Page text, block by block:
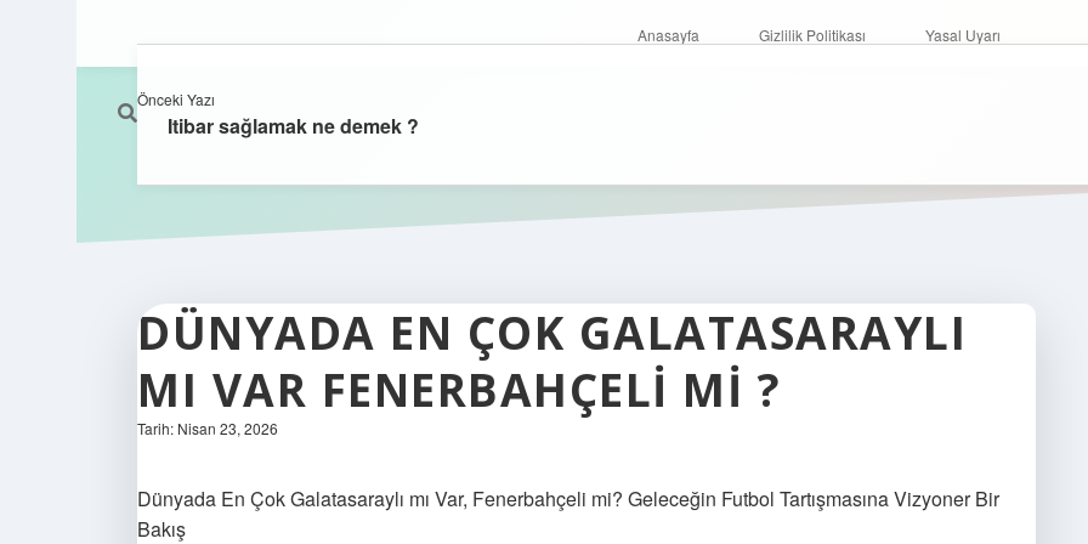
Anasayfa Gizlilik Politikası Yasal Uyarı
DÜNYADA EN ÇOK GALATASARAYLI
MI VAR FENERBAHÇELI MI ?
Tarih: Nisan 23, 2026
Dünyada En Çok Galatasaraylı mı Var, Fenerbahçeli mi? Geleceğin Futbol Tartışmasına Vizyoner Bir
Bakış
Önceki Yazı
Itibar sağlamak ne demek ?